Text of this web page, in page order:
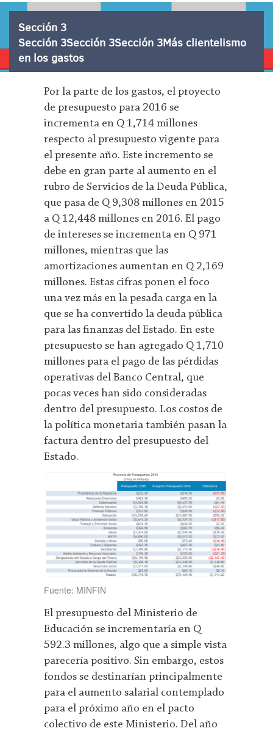
Sección 3
Sección 3Sección 3Sección 3Más clientelismo
en los gastos
Por la parte de los gastos, el proyecto
de presupuesto para 2016 se
incrementa en Q 1,714 millones
respecto al presupuesto vigente para
el presente año. Este incremento se
debe en gran parte al aumento en el
rubro de Servicios de la Deuda Pública,
que pasa de Q 9,308 millones en 2015
a Q 12,448 millones en 2016. El pago
de intereses se incrementa en Q 971
millones, mientras que las
amortizaciones aumentan en Q 2,169
millones. Estas cifras ponen el foco
una vez más en la pesada carga en la
que se ha convertido la deuda pública
para las finanzas del Estado. En este
presupuesto se han agregado Q 1,710
millones para el pago de las pérdidas
operativas del Banco Central, que
pocas veces han sido consideradas
dentro del presupuesto. Los costos de
la política monetaria también pasan la
factura dentro del presupuesto del
Estado.
Fuente: MINFIN
El presupuesto del Ministerio de
Educación se incrementaría en Q
592.3 millones, algo que a simple vista
parecería positivo. Sin embargo, estos
fondos se destinarían principalmente
para el aumento salarial contemplado
para el próximo año en el pacto
colectivo de este Ministerio. Del año